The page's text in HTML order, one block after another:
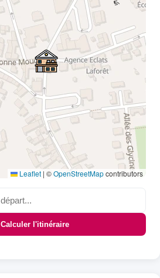
Leaflet | ©OpenStreetMapcontributors
Calculer l'itinéraire